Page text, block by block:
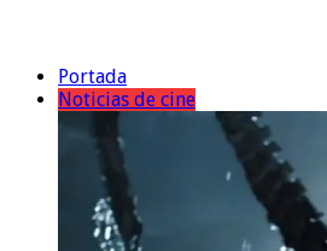
Portada
Noticias de cine